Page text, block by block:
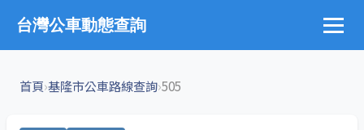
台灣公車動態查詢
首頁›基隆市公車路線查詢›505